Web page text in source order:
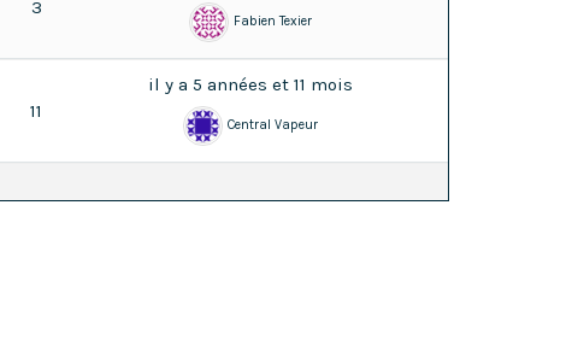
3
Fabien Texier
11
il y a 5 années et 11 mois
Central Vapeur